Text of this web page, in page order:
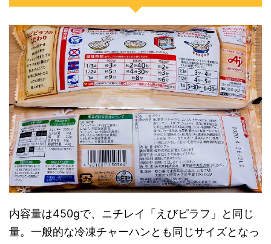
内容量は450gで、ニチレイ「えびピラフ」と同じ
量。一般的な冷凍チャーハンとも同じサイズとなっ